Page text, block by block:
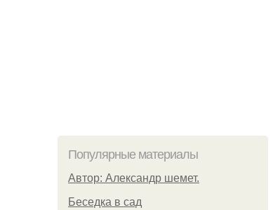
Популярные материалы
Автор: Александр шемет.
Беседка в сад